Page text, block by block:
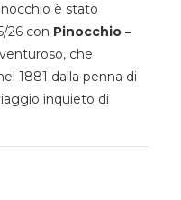
è stato
26 con Pinocchio –
che
1881 dalla penna di
inquieto di